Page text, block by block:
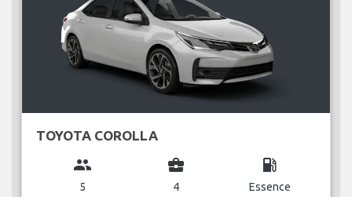
TOYOTA COROLLA
group
5
business_center
4
local_gas_station
Essence